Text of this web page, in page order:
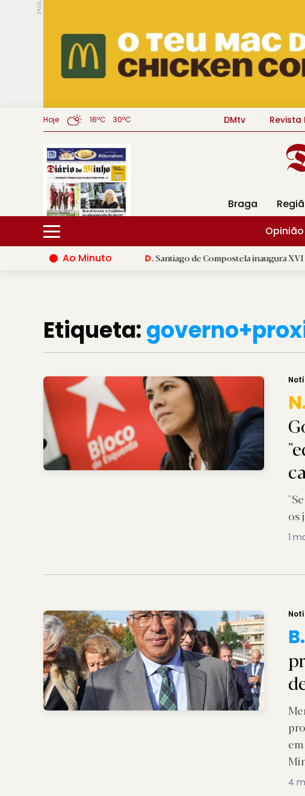
PUB.
Hoje 16ºC 30ºC DMtv Revista
Braga
Opinião
Ao Minuto
da moda | D.Santiago de Compostela inaugura XVI Jogos do Eixo
Etiqueta:
os
1
B.
4